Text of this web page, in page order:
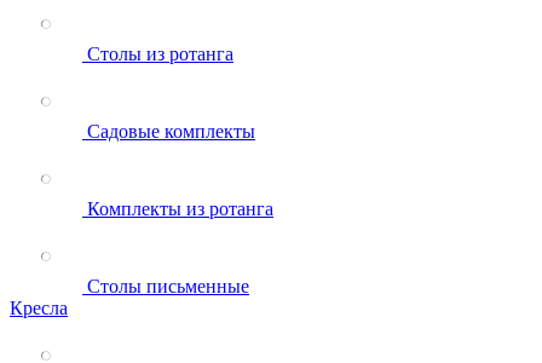
Столы из ротанга
Садовые комплекты
Комплекты из ротанга
Столы письменные
Кресла